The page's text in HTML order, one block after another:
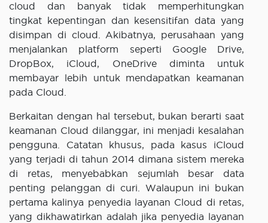
cloud dan banyak tidak memperhitungkan
tingkat kepentingan dan kesensitifan data yang
disimpan di cloud. Akibatnya, perusahaan yang
menjalankan platform seperti Google Drive,
DropBox, iCloud, OneDrive diminta untuk
membayar lebih untuk mendapatkan keamanan
pada Cloud.
Berkaitan dengan hal tersebut, bukan berarti saat
keamanan Cloud dilanggar, ini menjadi kesalahan
pengguna. Catatan khusus, pada kasus iCloud
yang terjadi di tahun 2014 dimana sistem mereka
di retas, menyebabkan sejumlah besar data
penting pelanggan di curi. Walaupun ini bukan
pertama kalinya penyedia layanan Cloud di retas,
yang dikhawatirkan adalah jika penyedia layanan